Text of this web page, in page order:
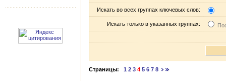
Искать во всех группах ключевых слов:
Искать только в указанных группах:
Страницы: 1 2 3 4 5 6 7 8